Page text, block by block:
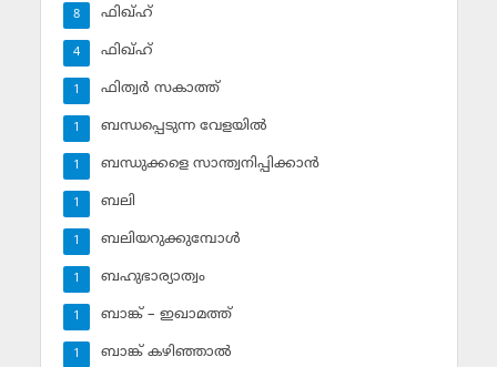
ഫിഖ്ഹ്
8
ഫിഖ്ഹ്‌
4
ഫിത്വര്‍ സകാത്ത്‌
1
ബന്ധപ്പെടുന്ന വേളയില്‍
1
ബന്ധുക്കളെ സാന്ത്വനിപ്പിക്കാന്‍
1
ബലി
1
ബലിയറുക്കുമ്പോള്‍
1
ബഹുഭാര്യാത്വം
1
ബാങ്ക് – ഇഖാമത്ത്
1
ബാങ്ക് കഴിഞ്ഞാല്‍
1